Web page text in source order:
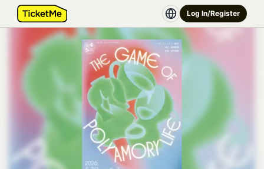
Log In/Register